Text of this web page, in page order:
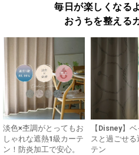
毎日が楽しくなる
おうちを整える
淡色×杢調がとってもお
しゃれな遮熱1級カーテ
ン！防炎加工で安心。
【Disney】
スと過ごせる
テン